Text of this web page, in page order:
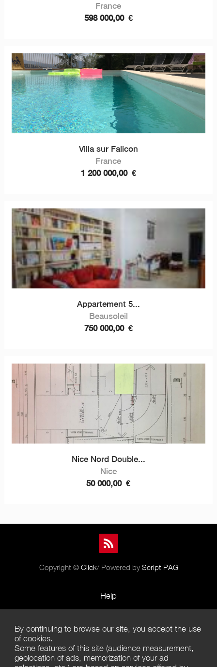
France
598 000,00 €
Villa sur Falicon
France
1 200 000,00 €
Appartement 5...
Beausoleil
750 000,00 €
Nice Nord Double...
Nice
50 000,00 €
Copyright © Click/ Powered by Script PAG
Help
Terms of Use
Terms of Sales
By continuing to browse our site, you accept the use
of cookies.
Some features of this site (audience measurement,
geolocation of ads, memorization of your ad